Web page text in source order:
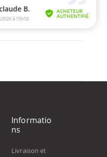
Informatio
ns
Livraison et